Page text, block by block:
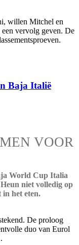
willen Mitchel en
vervolg geven. De
Baja Italië
VOOR
World Cup Italia
niet volledig op
in het eten.
De proloog
duo van Eurol